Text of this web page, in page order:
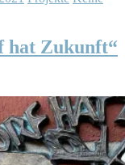
hat Zukunft“